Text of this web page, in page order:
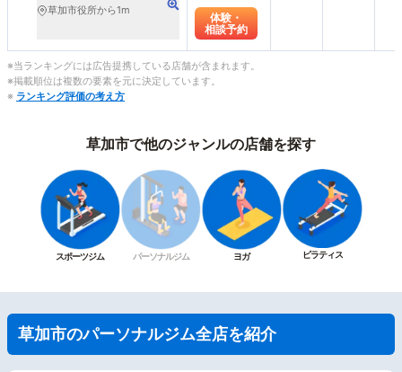
東口店
草加市役所から1m
体験・
相談予約
※当ランキングには広告提携している店舗が含まれます。
※掲載順位は複数の要素を元に決定しています。
※ ランキング評価の考え方
草加市で他のジャンルの店舗を探す
スポーツジム パーソナルジム ヨガ ピラティス
草加市のパーソナルジム全店を紹介